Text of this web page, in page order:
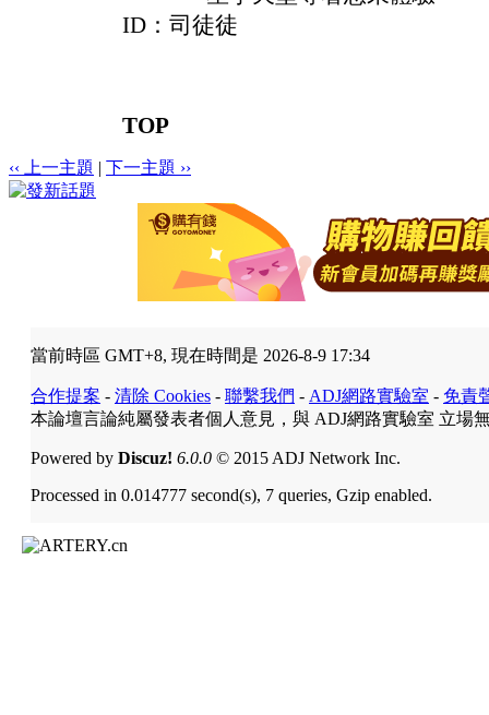
ID：司徒徒
TOP
‹‹ 上一主題 | 下一主題 ››
當前時區 GMT+8, 現在時間是 2026-8-9 17:34
合作提案 - 清除 Cookies - 聯繫我們 - ADJ網路實驗室 - 免責
本論壇言論純屬發表者個人意見，與 ADJ網路實驗室 立場
Powered by Discuz! 6.0.0 © 2015 ADJ Network Inc.
Processed in 0.014777 second(s), 7 queries, Gzip enabled.